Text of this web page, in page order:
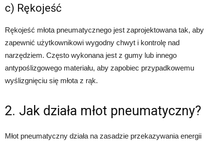
c) Rękojeść
Rękojeść młota pneumatycznego jest zaprojektowana tak, aby
zapewnić użytkownikowi wygodny chwyt i kontrolę nad
narzędziem. Często wykonana jest z gumy lub innego
antypoślizgowego materiału, aby zapobiec przypadkowemu
wyślizgnięciu się młota z rąk.
2. Jak działa młot pneumatyczny?
Młot pneumatyczny działa na zasadzie przekazywania energii